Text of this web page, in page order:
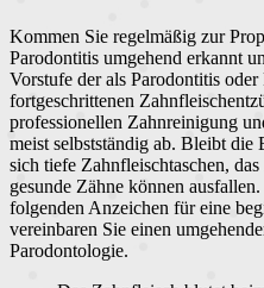
Kommen Sie regelmäßig zur
Parodontitis umgehend erkannt
Vorstufe der als Parodontitis oder
fortgeschrittenen
professionellen Zahnreinigung
meist selbstständig ab. Bleibt die
sich tiefe Zahnfleischtaschen,
gesunde Zähne können
folgenden Anzeichen für eine
vereinbaren Sie einen
Parodontologie.